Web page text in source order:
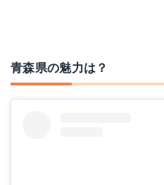
青森県の魅力は？